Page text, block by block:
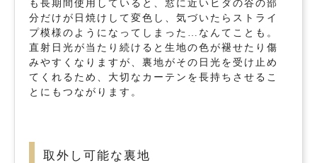
も長期間使用していると、窓に近いヒダの谷の部
分だけが日焼けして変色し、気づいたらストライ
プ模様のようになってしまった…なんてことも。
直射日光が当たり続けると生地の色が褪せたり傷
みやすくなりますが、裏地がその日光を受け止め
てくれるため、大切なカーテンを長持ちさせるこ
とにもつながります。
取外し可能な裏地